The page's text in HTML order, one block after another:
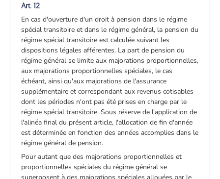
Art. 12
En cas d'ouverture d'un droit à pension dans le régime
spécial transitoire et dans le régime général, la pension du
régime spécial transitoire est calculée suivant les
dispositions légales afférentes. La part de pension du
régime général se limite aux majorations proportionnelles,
aux majorations proportionnelles spéciales, le cas
échéant, ainsi qu'aux majorations de l'assurance
supplémentaire et correspondant aux revenus cotisables
dont les périodes n'ont pas été prises en charge par le
régime spécial transitoire. Sous réserve de l'application de
l'alinéa final du présent article, l'allocation de fin d'année
est déterminée en fonction des années accomplies dans le
régime général de pension.
Pour autant que des majorations proportionnelles et
proportionnelles spéciales du régime général se
superposent à des majorations spéciales allouées par le